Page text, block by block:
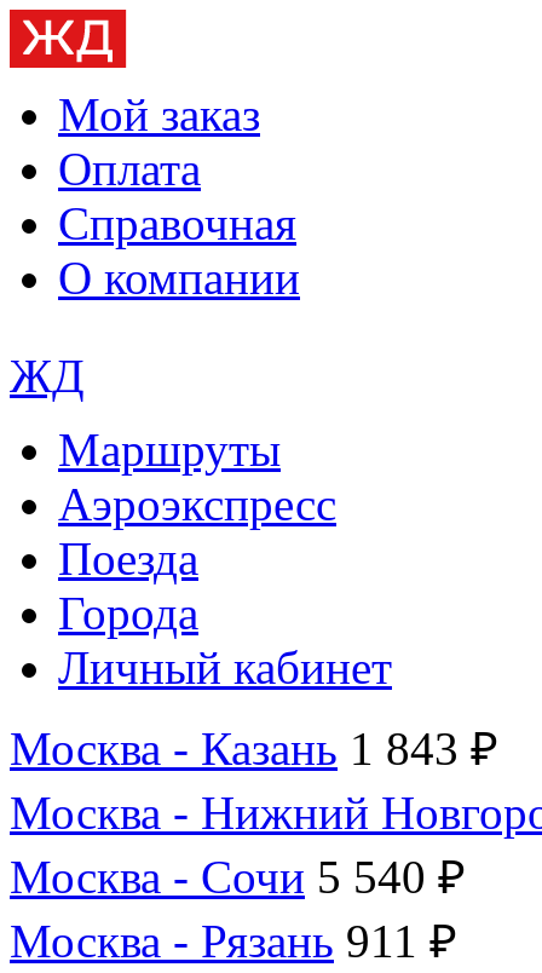
Мой заказ
Оплата
Справочная
О компании
ЖД
Маршруты
Аэроэкспресс
Поезда
Города
Личный кабинет
Москва - Казань 1 843 ₽
Москва - Нижний
Москва - Сочи 5 540 ₽
Москва - Рязань 911 ₽